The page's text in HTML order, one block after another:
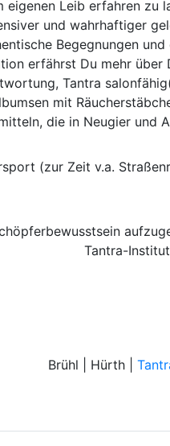
eigenen Leib erfahren
und wahrhaftiger
Begegnungen
erfährst Du mehr über
Tantra
mit
die in Neugier und
(zur Zeit v.a.
Tantra-
Brühl | Hürth |